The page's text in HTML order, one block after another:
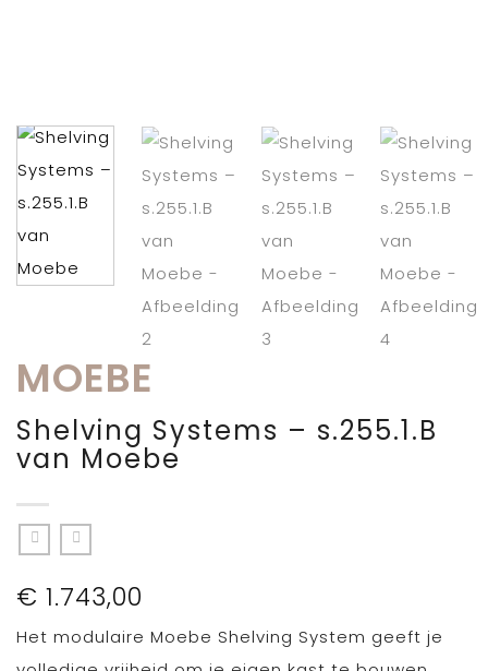
Shelving Systems – s.255.1.B
van Moebe
€ 1.743,00
MOEBE
Het modulaire Moebe Shelving System geeft je